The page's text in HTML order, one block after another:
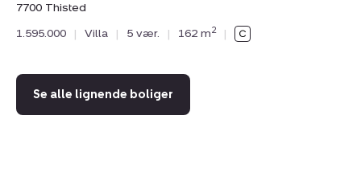
7700 Thisted
1.595.000
| Villa | 5 vær. | 162 m2 |
Se alle lignende boliger